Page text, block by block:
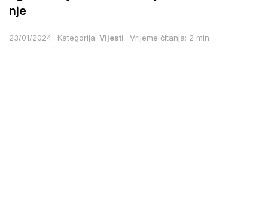
nje
23/01/2024 Kategorija: Vijesti Vrijeme čitanja: 2 min